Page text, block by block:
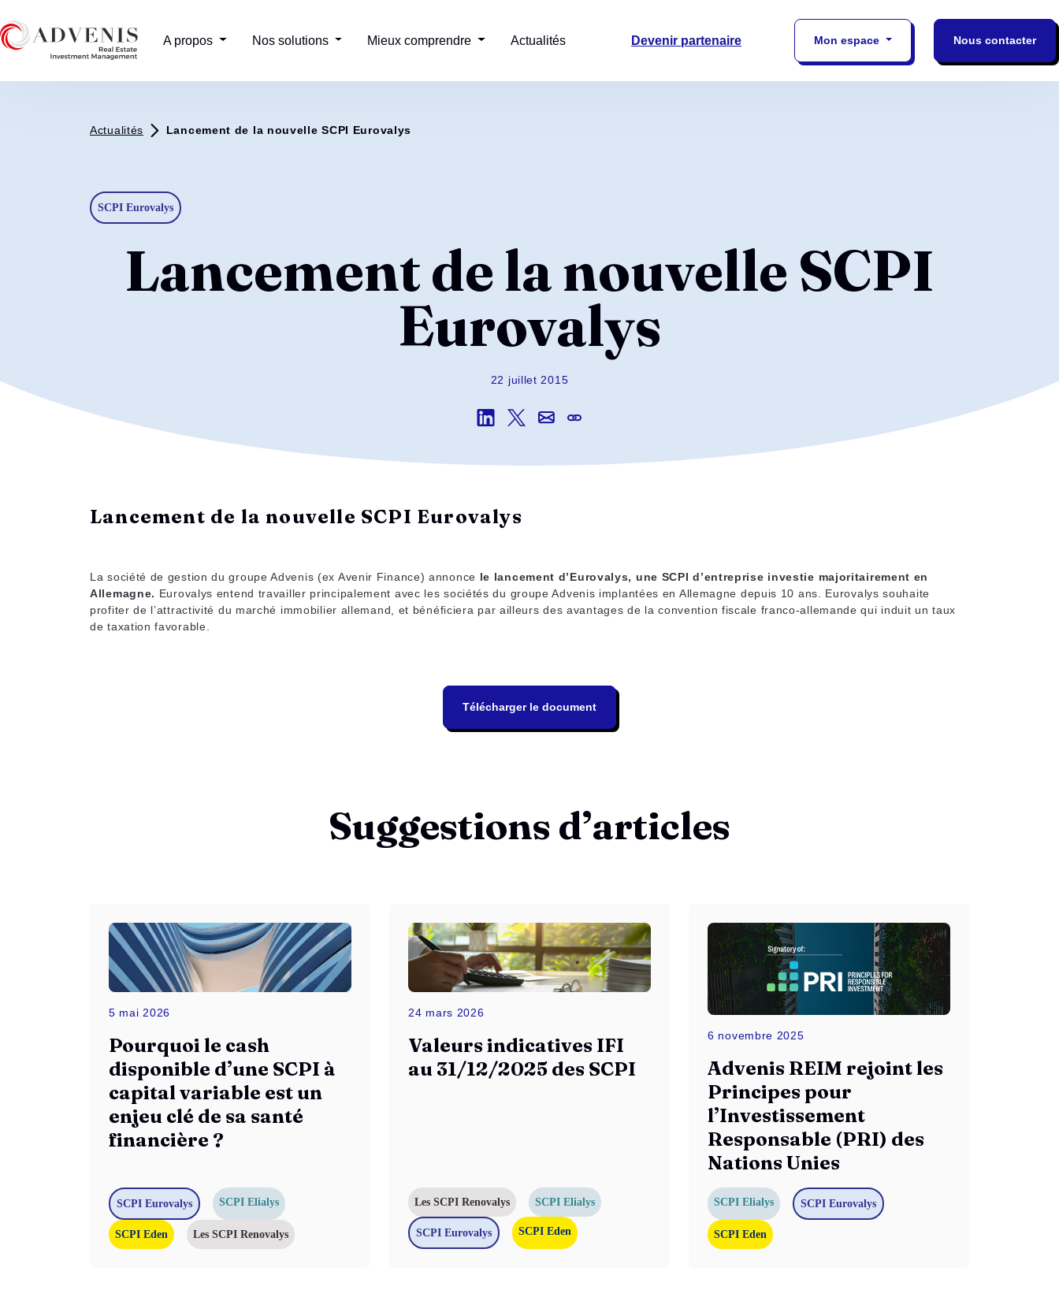
A propos Nos solutions Mieux comprendre Actualités Devenir partenaire Mon espace Nous contacter
Actualités Lancement de la nouvelle SCPI Eurovalys
SCPI Eurovalys
Lancement de la nouvelle SCPI
Eurovalys
22 juillet 2015
Lancement de la nouvelle SCPI Eurovalys
La société de gestion du groupe Advenis (ex Avenir Finance) annonce le lancement d’Eurovalys, une SCPI d’entreprise investie majoritairement en
Allemagne. Eurovalys entend travailler principalement avec les sociétés du groupe Advenis implantées en Allemagne depuis 10 ans. Eurovalys souhaite
profiter de l’attractivité du marché immobilier allemand, et bénéficiera par ailleurs des avantages de la convention fiscale franco-allemande qui induit un taux
de taxation favorable.
Télécharger le document
Suggestions d’articles
5 mai 2026
Pourquoi le cash
disponible d’une SCPI à
capital variable est un
enjeu clé de sa santé
financière ?
SCPI Eurovalys SCPI Elialys
SCPI Eden Les SCPI Renovalys
24 mars 2026
Valeurs indicatives IFI
au 31/12/2025 des SCPI
Les SCPI Renovalys SCPI Elialys
SCPI Eurovalys SCPI Eden
6 novembre 2025
Advenis REIM rejoint les
Principes pour
l’Investissement
Responsable (PRI) des
Nations Unies
SCPI Elialys SCPI Eurovalys
SCPI Eden